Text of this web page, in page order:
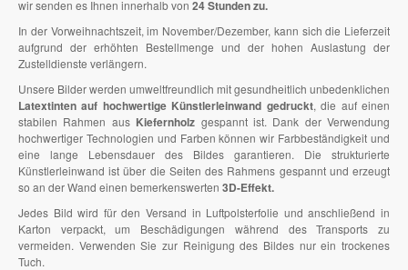
wir senden es Ihnen innerhalb von 24 Stunden zu.
In der Vorweihnachtszeit, im November/Dezember, kann sich die Lieferzeit
aufgrund der erhöhten Bestellmenge und der hohen Auslastung der
Zustelldienste verlängern.
Unsere Bilder werden umweltfreundlich mit gesundheitlich unbedenklichen
Latextinten auf hochwertige Künstlerleinwand gedruckt, die auf einen
stabilen Rahmen aus Kiefernholz gespannt ist. Dank der Verwendung
hochwertiger Technologien und Farben können wir Farbbeständigkeit und
eine lange Lebensdauer des Bildes garantieren. Die strukturierte
Künstlerleinwand ist über die Seiten des Rahmens gespannt und erzeugt
so an der Wand einen bemerkenswerten 3D-Effekt.
Jedes Bild wird für den Versand in Luftpolsterfolie und anschließend in
Karton verpackt, um Beschädigungen während des Transports zu
vermeiden. Verwenden Sie zur Reinigung des Bildes nur ein trockenes
Tuch.